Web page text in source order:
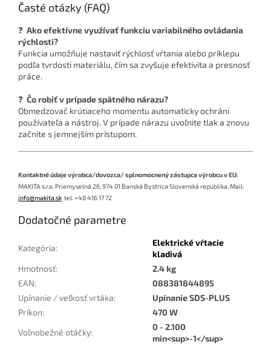
Časté otázky (FAQ)
❓ Ako efektívne využívať funkciu variabilného ovládania
rýchlosti?
Funkcia umožňuje nastaviť rýchlosť vŕtania alebo príklepu
podľa tvrdosti materiálu, čím sa zvyšuje efektivita a presnosť
práce.
❓ Čo robiť v prípade spätného nárazu?
Obmedzovač krútiaceho momentu automaticky ochráni
používateľa a nástroj. V prípade nárazu uvoľnite tlak a znovu
začnite s jemnejším prístupom.
Kontaktné údaje výrobca/dovozca/ splnomocnený zástupca výrobcu v EU:
MAKITA s.r.o. Priemyselná 26, 974 01 Banská Bystrica Slovenská republika, Mail:
info@makita.sk tel. +48 416 17 72
Dodatočné parametre
Kategória:
Elektrické vŕtacie
kladivá
Hmotnosť:
2.4 kg
EAN:
088381844895
Upínanie / veľkosť vrtáka:
Upínanie SDS-PLUS
Príkon:
470 W
Voľnobežné otáčky:
0 - 2.100
min<sup>-1</sup>